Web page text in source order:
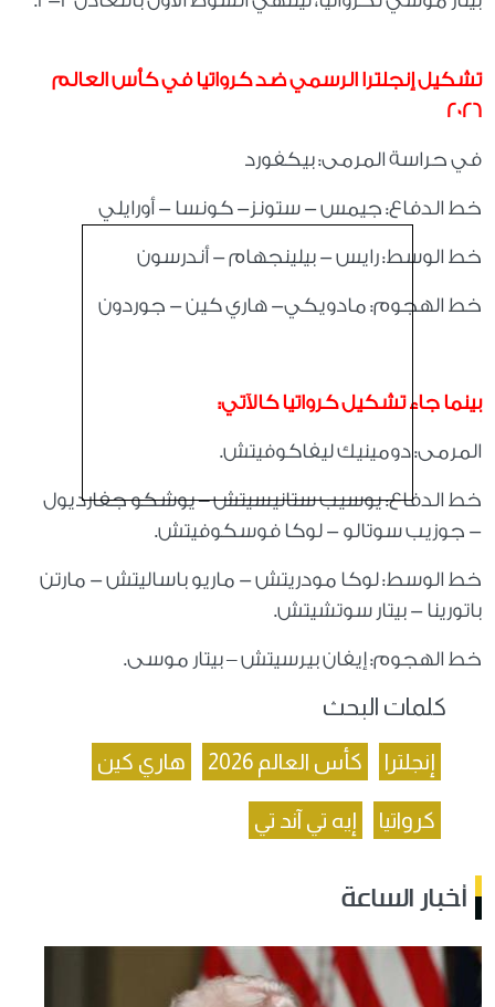
تشكيل إنجلترا الرسمي ضد كرواتيا في كأس العالم
2026
في حراسة المرمى: بيكفورد
خط الدفاع: جيمس - ستونز- كونسا - أورايلي
خط الوسط: رايس - بيلينجهام - أندرسون
خط الهجوم: مادويكي- هاري كين - جوردون
بينما جاء تشكيل كرواتيا كالآتي:
المرمى: دومينيك ليفاكوفيتش.
خط الدفاع: يوسيب ستانيسيتش – يوشكو جفارديول
- جوزيب سوتالو - لوكا فوسكوفيتش.
خط الوسط: لوكا مودريتش - ماريو باساليتش - مارتن
باتورينا - بيتار سوتشيتش.
خط الهجوم: إيفان بيرسيتش – بيتار موسى.
كلمات البحث
إنجلترا كأس العالم 2026 هاري كين
كرواتيا إيه تي آند تي
أخبار الساعة